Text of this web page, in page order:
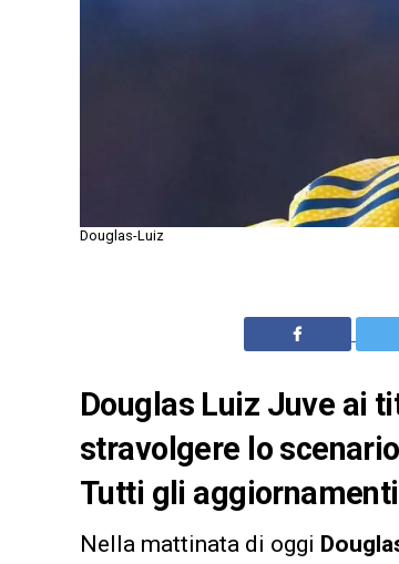
Douglas-Luiz
Douglas Luiz Juve ai
stravolgere lo
Tutti gli aggiornamenti
Nella mattinata di oggi